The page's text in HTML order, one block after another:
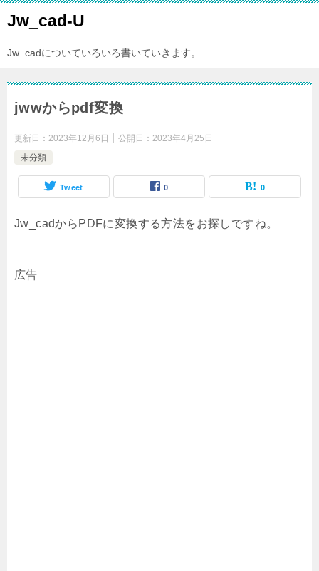
Jw_cad-U
Jw_cadについていろいろ書いていきます。
jwwからpdf変換
更新日： 2023年12月6日 公開日： 2023年4月25日
未分類
Tweet 0 0
Jw_cadからPDFに変換する方法をお探しですね。
広告